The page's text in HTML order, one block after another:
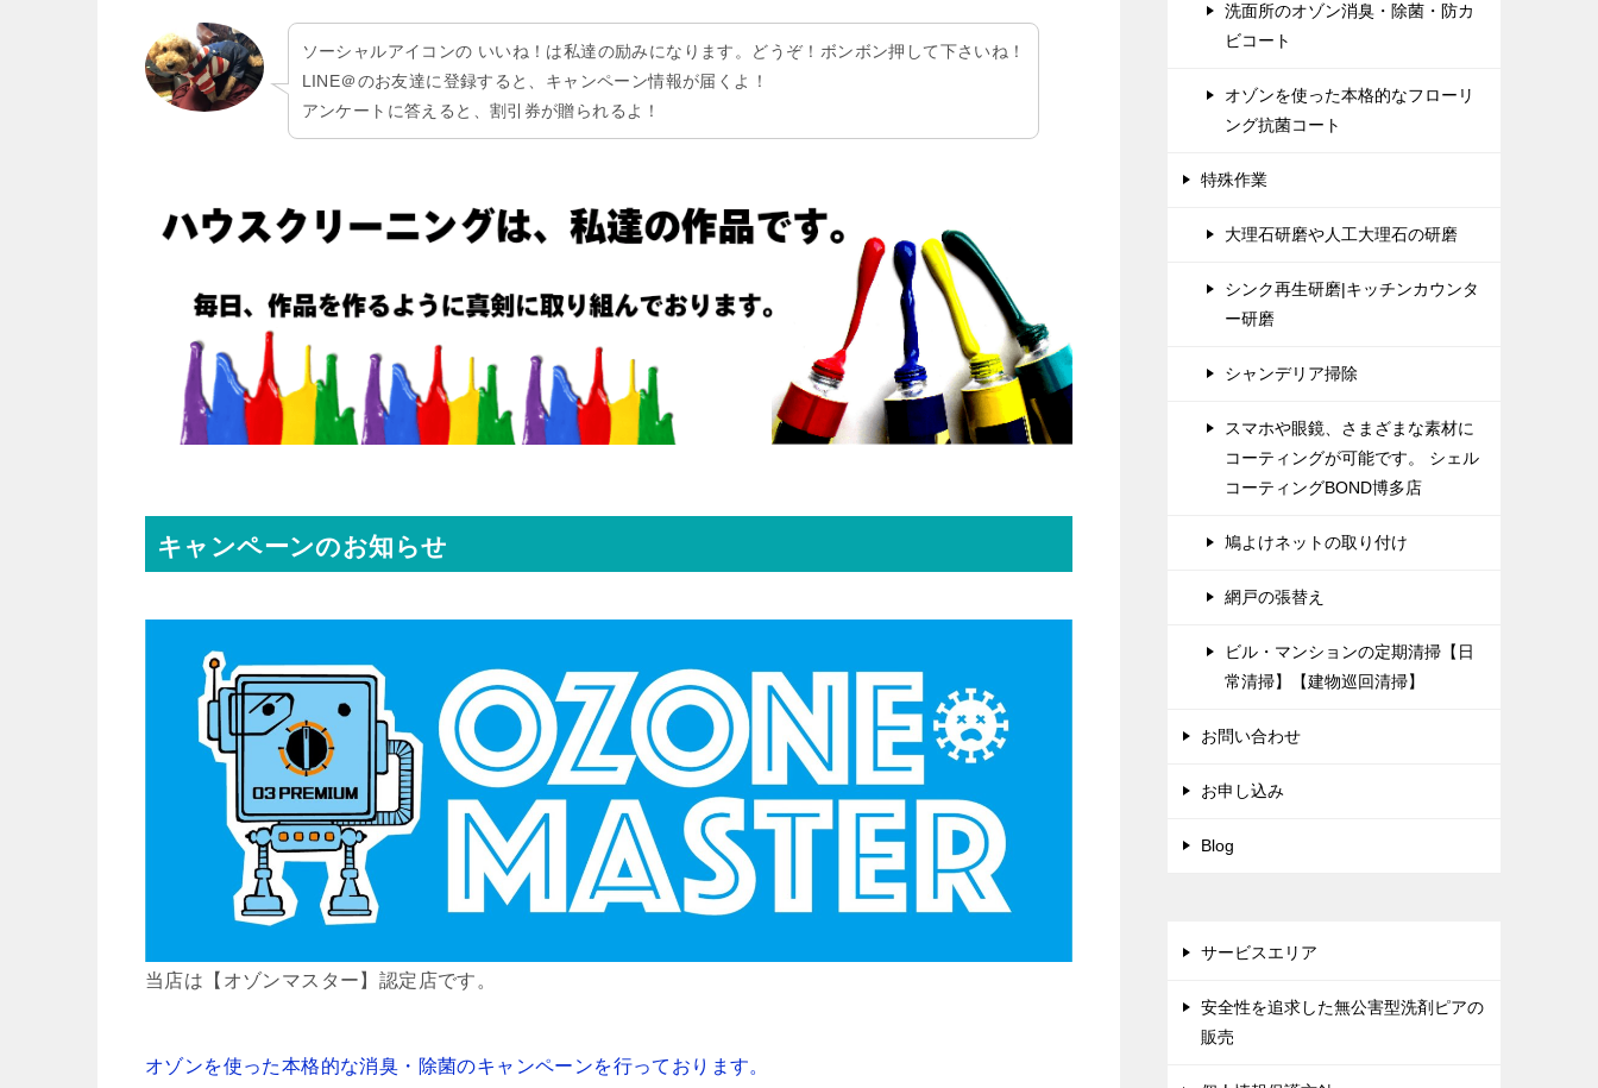
ソーシャルアイコンの いいね！は私達の励みになります。どうぞ！ボンボン押して下さいね！
LINE＠のお友達に登録すると、キャンペーン情報が届くよ！
アンケートに答えると、割引券が贈られるよ！
キャンペーンのお知らせ
当店は【オゾンマスター】認定店です。
オゾンを使った本格的な消臭・除菌のキャンペーンを行っております。
洗面所のオゾン消臭・除菌・防カ
ビコート
オゾンを使った本格的なフローリ
ング抗菌コート
特殊作業
大理石研磨や人工大理石の研磨
シンク再生研磨|キッチンカウンタ
ー研磨
シャンデリア掃除
スマホや眼鏡、さまざまな素材に
コーティングが可能です。 シェル
コーティングBOND博多店
鳩よけネットの取り付け
網戸の張替え
ビル・マンションの定期清掃【日
常清掃】【建物巡回清掃】
お問い合わせ
お申し込み
Blog
サービスエリア
安全性を追求した無公害型洗剤ピアの
販売